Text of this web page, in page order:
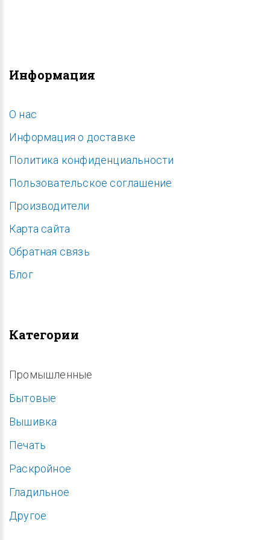
Информация
O нас
Информация о доставке
Политика конфиденциальности
Пользовательское соглашение
Производители
Карта сайта
Обратная связь
Блог
Категории
Промышленные
Бытовые
Вышивка
Печать
Раскройное
Гладильное
Другое